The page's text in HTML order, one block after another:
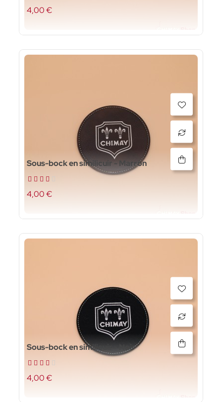
4,00 €
Sous-bock en similicuir - Marron
4,00 €
Sous-bock en similicuir - Noir
4,00 €